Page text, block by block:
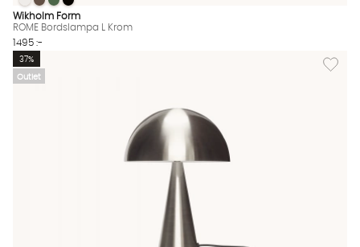
ROME Bordslampa L Krom Finns även i dessa färger:
ROME Bordslampa L Krom
ROME Bordslampa L Krom
ROME Bordslampa L Krom
ROME Bordslampa L Krom
Wikholm Form
ROME Bordslampa L Krom
1495 :-
Outlet
Lägg
37%